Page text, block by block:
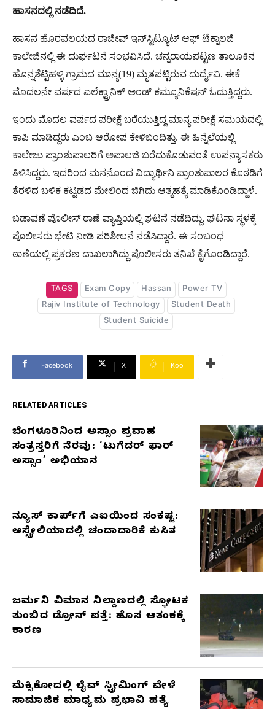
ಹಾಸನದಲ್ಲಿ ನಡೆದಿದೆ.
ಹಾಸನ ಹೊರವಲಯದ ರಾಜೀವ್​​ ಇನ್​​​​​ಸ್ಟಿಟ್ಯೂಟ್​​​​​​ ಆಫ್​ ಟೆಕ್ನಾಲಜಿ
ಕಾಲೇಜಿನಲ್ಲಿ ಈ ದುರ್ಘಟನೆ ಸಂಭವಿಸಿದೆ. ಚನ್ನರಾಯಪಟ್ಟಣ ತಾಲೂಕಿನ
ಹೊನ್ನಶೆಟ್ಟಿಹಳ್ಳಿ ಗ್ರಾಮದ ಮಾನ್ಯ(19) ಮೃತಪಟ್ಟಿರುವ ದುರ್ದೈವಿ. ಈಕೆ
ಮೊದಲನೇ ವರ್ಷದ ಎಲೆಕ್ಟ್ರಾನಿಕ್​​​​​​ ಅಂಡ್​​ ಕಮ್ಯೂನಿಕೆಷನ್​ ಓದುತ್ತಿದ್ದರು.
ಇಂದು ಮೊದಲ ವರ್ಷದ ಪರೀಕ್ಷೆ ಬರೆಯುತ್ತಿದ್ದ ಮಾನ್ಯ ಪರೀಕ್ಷೆ ಸಮಯದಲ್ಲಿ
ಕಾಪಿ ಮಾಡಿದ್ದರು ಎಂಬ ಆರೋಪ ಕೇಳಿಬಂದಿತ್ತು. ಈ ಹಿನ್ನೆಲೆಯಲ್ಲಿ
ಕಾಲೇಜು ಪ್ರಾಂಶುಪಾಲರಿಗೆ ಅಪಾಲಜಿ ಬರೆದುಕೊಡುವಂತೆ ಉಪನ್ಯಾಸಕರು
ತಿಳಿಸಿದ್ದರು. ಇದರಿಂದ ಮನನೊಂದ ವಿದ್ಯಾರ್ಥಿನಿ ಪ್ರಾಂಶುಪಾಲರ‌ ಕೊಠಡಿಗೆ
ತೆರಳಿದ ಬಳಿಕ ಕಟ್ಟಡದ ಮೇಲಿಂದ‌ ಜಿಗಿದು ಆತ್ಮಹತ್ಯೆ ಮಾಡಿಕೊಂಡಿದ್ದಾಳೆ.
ಬಡಾವಣೆ ಪೊಲೀಸ್ ಠಾಣೆ ವ್ಯಾಪ್ತಿಯಲ್ಲಿ ಘಟನೆ ನಡೆದಿದ್ದು, ಘಟನಾ ಸ್ಥಳಕ್ಕೆ
ಪೊಲೀಸರು ಭೇಟಿ ನೀಡಿ ಪರಿಶೀಲನೆ ನಡೆಸಿದ್ದಾರೆ. ಈ ಸಂಬಂಧ
ಠಾಣೆಯಲ್ಲಿ ಪ್ರಕರಣ ದಾಖಲಾಗಿದ್ದು ಪೊಲೀಸರು ತನಿಖೆ ಕೈಗೊಂಡಿದ್ದಾರೆ.
TAGS Exam Copy Hassan
Power TV
Rajiv Institute of Technology
Student Death
Student Suicide
Facebook X Koo
RELATED ARTICLES
RELATED
ARTICLES
ಬೆಂಗಳೂರಿನಿಂದ ಅಸ್ಸಾಂ ಪ್ರವಾಹ
ಸಂತ್ರಸ್ತರಿಗೆ ನೆರವು: ‘ಟುಗೆದರ್ ಫಾರ್
ಅಸ್ಸಾಂ’ ಅಭಿಯಾನ
ನ್ಯೂಸ್ ಕಾರ್ಪ್‌ಗೆ ಎಐಯಿಂದ ಸಂಕಷ್ಟ:
ಆಸ್ಟ್ರೇಲಿಯಾದಲ್ಲಿ ಚಂದಾದಾರಿಕೆ ಕುಸಿತ
ಜರ್ಮನಿ ವಿಮಾನ ನಿಲ್ದಾಣದಲ್ಲಿ ಸ್ಫೋಟಕ
ತುಂಬಿದ ಡ್ರೋನ್ ಪತ್ತೆ: ಹೊಸ ಆತಂಕಕ್ಕೆ
ಕಾರಣ
ಮೆಕ್ಸಿಕೋದಲ್ಲಿ ಲೈವ್ ಸ್ಟ್ರೀಮಿಂಗ್ ವೇಳೆ
ಸಾಮಾಜಿಕ ಮಾಧ್ಯಮ ಪ್ರಭಾವಿ ಹತ್ಯೆ